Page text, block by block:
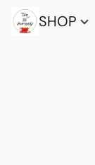
SHOP